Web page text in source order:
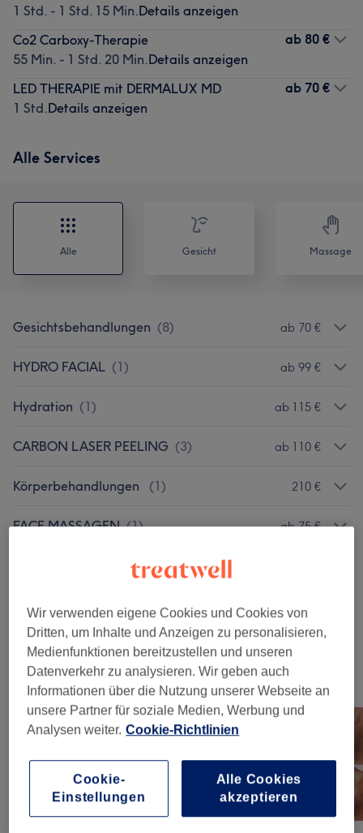
1 Std. - 1 Std. 15 Min.Details anzeigen
Co2 Carboxy-Therapie
55 Min. - 1 Std. 20 Min.Details anzeigen
ab 80 €
LED THERAPIE mit DERMALUX MD
1 Std.Details anzeigen
ab 70 €
Alle Services
Alle Gesicht Massage
Gesichtsbehandlungen (8) ab 70 €
HYDRO FACIAL (1) ab 99 €
Hydration (1) ab 115 €
CARBON LASER PEELING (3) ab 110 €
Körperbehandlungen (1) 210 €
FACE MASSAGEN (1) ab 75 €
PREMIUM FACE Massage (1)
BODY CONTOURING Mit Body Roller
Pro (1)
ab 59 €
Unsere Arbeit
Bild anklicken für weitere Details
Wir verwenden eigene Cookies und Cookies von
Dritten, um Inhalte und Anzeigen zu personalisieren,
Medienfunktionen bereitzustellen und unseren
Datenverkehr zu analysieren. Wir geben auch
Informationen über die Nutzung unserer Webseite an
unsere Partner für soziale Medien, Werbung und
Analysen weiter. Cookie-Richtlinien
Cookie-
Einstellungen
Alle Cookies
akzeptieren